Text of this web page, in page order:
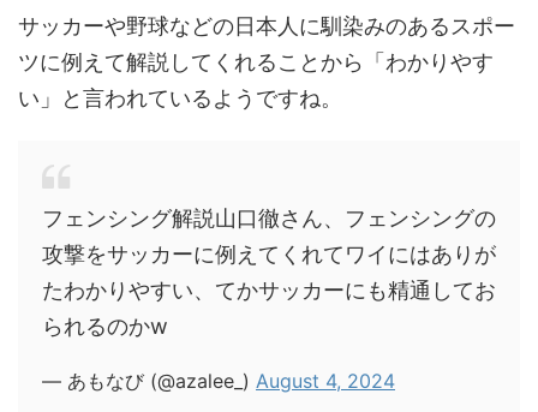
サッカーや野球などの日本人に馴染みのあるスポー
ツに例えて解説してくれることから「わかりやす
い」と言われているようですね。
フェンシング解説山口徹さん、フェンシングの
攻撃をサッカーに例えてくれてワイにはありが
たわかりやすい、てかサッカーにも精通してお
られるのかw
— あもなび (@azalee_) August 4, 2024